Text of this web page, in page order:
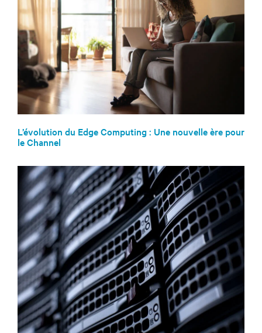
L’évolution du Edge Computing : Une nouvelle ère pour
le Channel